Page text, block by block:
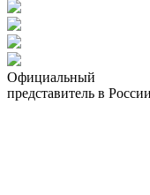
Официальный
представитель в России